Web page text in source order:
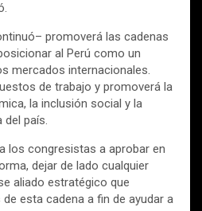
promoverá las cadenas
al Perú como un
mercados internacionales.
de trabajo y promoverá la
la inclusión social y la
del país.
los congresistas a aprobar en
dejar de lado cualquier
aliado estratégico que
esta cadena a fin de ayudar a